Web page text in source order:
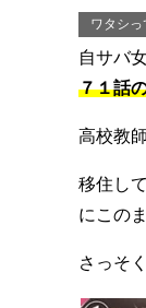
ワタシ
自サバ
７１話
高校教
移住し
にこの
さっそく